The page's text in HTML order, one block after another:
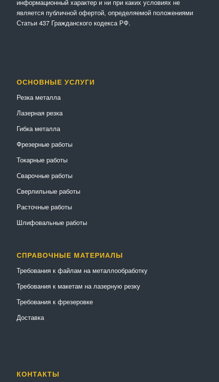
информационный характер и ни при каких условиях не
является публичной офертой, определяемой положениями
Статьи 437 Гражданского кодекса РФ.
ОСНОВНЫЕ УСЛУГИ
Резка металла
Лазерная резка
Гибка металла
Фрезерные работы
Токарные работы
Сварочные работы
Сверлильные работы
Расточные работы
Шлифовальные работы
СПРАВОЧНЫЕ МАТЕРИАЛЫ
Требования к файлам на металлообработку
Требования к макетам на лазерную резку
Требования к фрезеровке
Доставка
КОНТАКТЫ